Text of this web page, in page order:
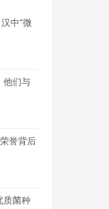
中“微
他们与
誉背后
质菌种